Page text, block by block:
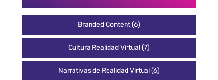
Branded Content(6)
Cultura Realidad Virtual(7)
Narrativas de Realidad Virtual(6)